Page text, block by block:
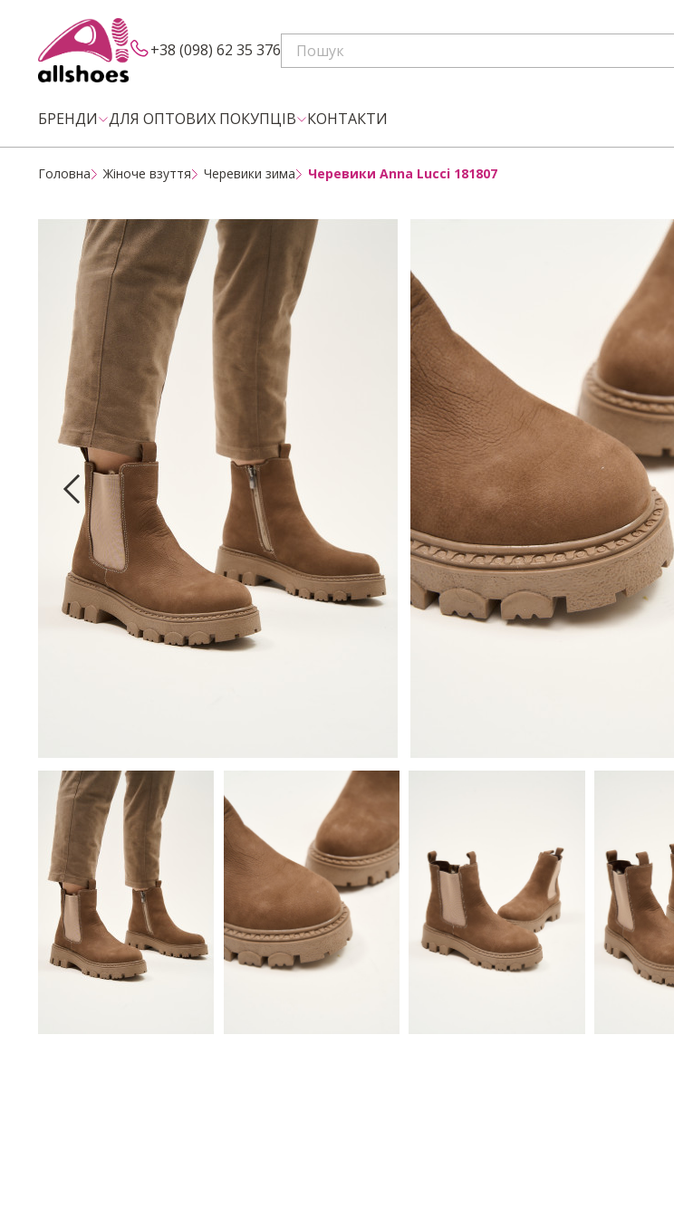
+38 (098) 62 35 376
БРЕНДИ ДЛЯ ОПТОВИХ ПОКУПЦІВ КОНТАКТИ
Головна Жіноче взуття Черевики зима Черевики Anna Lucci 181807